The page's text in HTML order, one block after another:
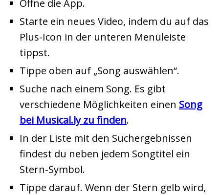
Öffne die App.
Starte ein neues Video, indem du auf das
Plus-Icon in der unteren Menüleiste
tippst.
Tippe oben auf „Song auswählen“.
Suche nach einem Song. Es gibt
verschiedene Möglichkeiten einen Song
bei Musical.ly zu finden.
In der Liste mit den Suchergebnissen
findest du neben jedem Songtitel ein
Stern-Symbol.
Tippe darauf. Wenn der Stern gelb wird,